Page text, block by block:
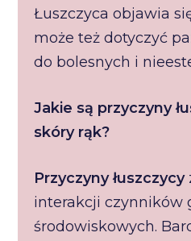
Łuszczyca objawia
może też dotyczyć
do bolesnych i
Jakie są przyczyny
skóry rąk?
Przyczyny łuszczycy
interakcji czynników
środowiskowych.